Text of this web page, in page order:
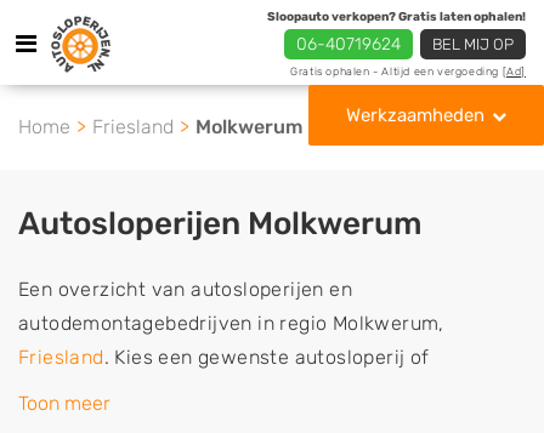
Sloopauto verkopen? Gratis laten ophalen!
06-40719624 BEL MIJ OP
Gratis ophalen - Altijd een vergoeding [Ad]
Werkzaamheden
Home Friesland Molkwerum
Autosloperijen Molkwerum
Een overzicht van autosloperijen en
autodemontagebedrijven in regio Molkwerum,
Friesland. Kies een gewenste autosloperij of
autosloop uit de lijst die gespecialiseerd is in de
Toon meer